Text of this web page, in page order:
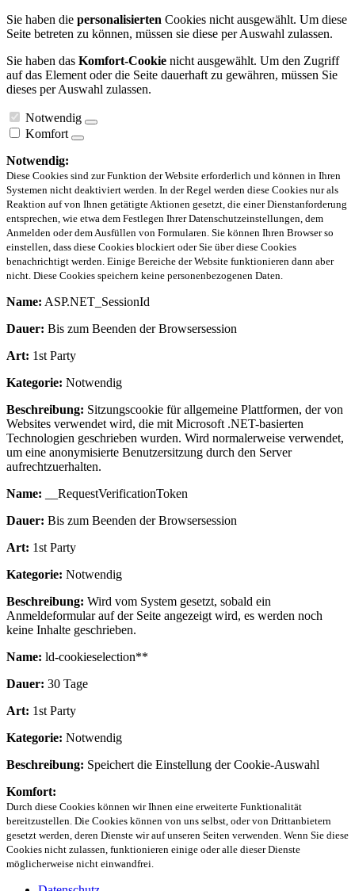
Sie haben die personalisierten Cookies nicht ausgewählt. Um diese
Seite betreten zu können, müssen sie diese per Auswahl zulassen.
Sie haben das Komfort-Cookie nicht ausgewählt. Um den Zugriff
auf das Element oder die Seite dauerhaft zu gewähren, müssen Sie
dieses per Auswahl zulassen.
Notwendig
Komfort
Notwendig:
Diese Cookies sind zur Funktion der Website erforderlich und können in Ihren
Systemen nicht deaktiviert werden. In der Regel werden diese Cookies nur als
Reaktion auf von Ihnen getätigte Aktionen gesetzt, die einer Dienstanforderung
entsprechen, wie etwa dem Festlegen Ihrer Datenschutzeinstellungen, dem
Anmelden oder dem Ausfüllen von Formularen. Sie können Ihren Browser so
einstellen, dass diese Cookies blockiert oder Sie über diese Cookies
benachrichtigt werden. Einige Bereiche der Website funktionieren dann aber
nicht. Diese Cookies speichern keine personenbezogenen Daten.
Name: ASP.NET_SessionId
Dauer: Bis zum Beenden der Browsersession
Art: 1st Party
Kategorie: Notwendig
Beschreibung: Sitzungscookie für allgemeine Plattformen, der von
Websites verwendet wird, die mit Microsoft .NET-basierten
Technologien geschrieben wurden. Wird normalerweise verwendet,
um eine anonymisierte Benutzersitzung durch den Server
aufrechtzuerhalten.
Name: __RequestVerificationToken
Dauer: Bis zum Beenden der Browsersession
Art: 1st Party
Kategorie: Notwendig
Beschreibung: Wird vom System gesetzt, sobald ein
Anmeldeformular auf der Seite angezeigt wird, es werden noch
keine Inhalte geschrieben.
Name: ld-cookieselection**
Dauer: 30 Tage
Art: 1st Party
Kategorie: Notwendig
Beschreibung: Speichert die Einstellung der Cookie-Auswahl
Komfort:
Durch diese Cookies können wir Ihnen eine erweiterte Funktionalität
bereitzustellen. Die Cookies können von uns selbst, oder von Drittanbietern
gesetzt werden, deren Dienste wir auf unseren Seiten verwenden. Wenn Sie diese
Cookies nicht zulassen, funktionieren einige oder alle dieser Dienste
möglicherweise nicht einwandfrei.